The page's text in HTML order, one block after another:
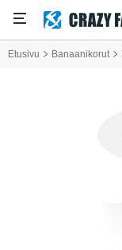
Etusivu Banaanikorut